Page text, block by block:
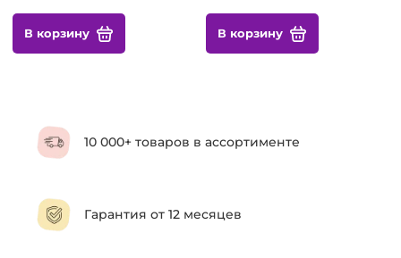
В корзину В корзину
10 000+ товаров в ассортименте
Гарантия от 12 месяцев